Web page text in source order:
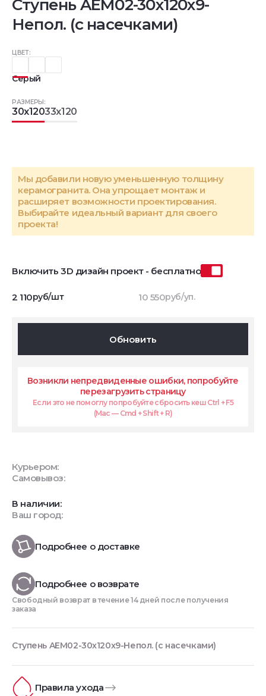
Ступень AEM02-30x120x9-
Непол. (с насечками)
ЦВЕТ:
Серый
РАЗМЕРЫ:
30x12033x120
Мы добавили новую уменьшенную толщину
керамогранита. Она упрощает монтаж и
расширяет возможности проектирования.
Выбирайте идеальный вариант для своего
проекта!
Включить 3D дизайн проект - бесплатно
2 110руб/шт 10 550руб/уп.
Обновить
Возникли непредвиденные ошибки, попробуйте
перезагрузить страницу
Если это не помоглу попробуйте сбросить кеш Ctrl + F5
(Mac — Cmd + Shift + R)
Курьером:
Самовывоз:
В наличии:
Ваш город:
Подробнее о доставке
Подробнее о возврате
Свободный возврат в течение 14 дней после получения
заказа
Ступень AEM02-30x120x9-Непол. (с насечками)
Правила ухода